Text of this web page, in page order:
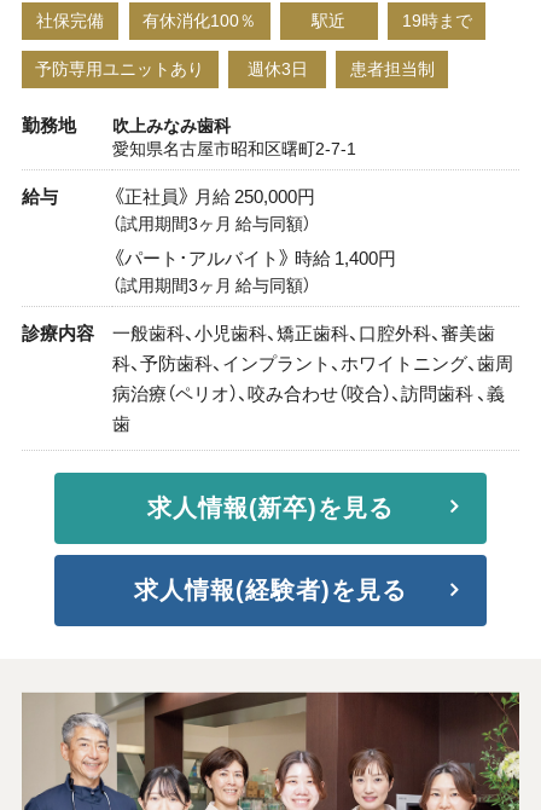
社保完備 有休消化100％ 駅近 19時まで
予防専用ユニットあり 週休3日 患者担当制
勤務地 吹上みなみ歯科
愛知県名古屋市昭和区曙町2-7-1
給与 《正社員》 月給 250,000円
（試用期間3ヶ月 給与同額）
《パート･アルバイト》 時給 1,400円
（試用期間3ヶ月 給与同額）
診療内容
一般歯科、小児歯科、矯正歯科、口腔外科、審美歯
科、予防歯科、インプラント、ホワイトニング、歯周
病治療（ペリオ）、咬み合わせ（咬合）、訪問歯科 、義
歯
求人情報(新卒)を見る
求人情報(経験者)を見る